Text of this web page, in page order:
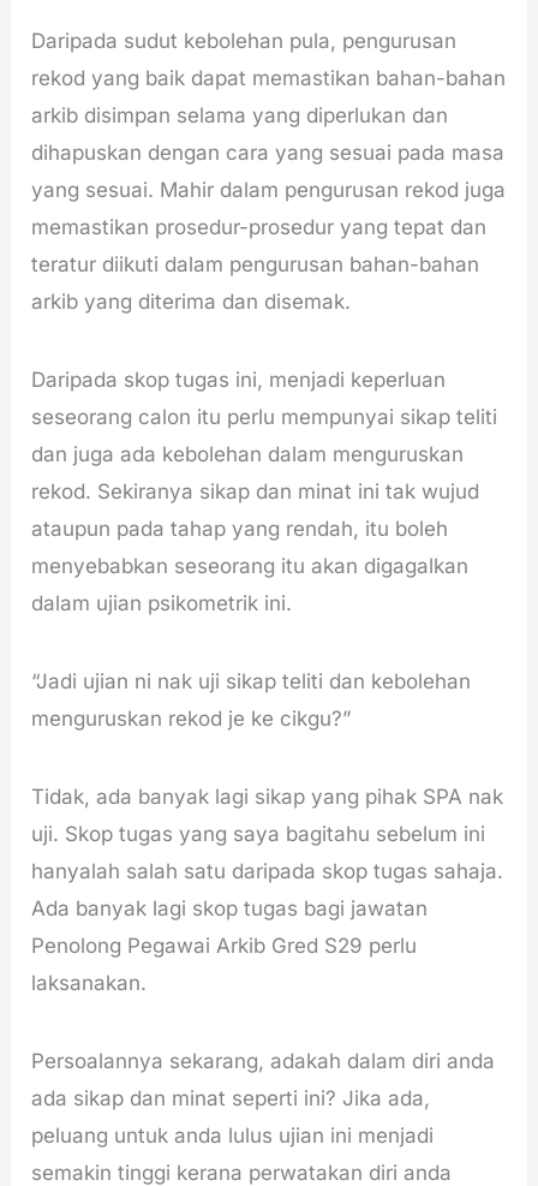
Daripada sudut kebolehan pula, pengurusan
rekod yang baik dapat memastikan bahan-bahan
arkib disimpan selama yang diperlukan dan
dihapuskan dengan cara yang sesuai pada masa
yang sesuai. Mahir dalam pengurusan rekod juga
memastikan prosedur-prosedur yang tepat dan
teratur diikuti dalam pengurusan bahan-bahan
arkib yang diterima dan disemak.
Daripada skop tugas ini, menjadi keperluan
seseorang calon itu perlu mempunyai sikap teliti
dan juga ada kebolehan dalam menguruskan
rekod. Sekiranya sikap dan minat ini tak wujud
ataupun pada tahap yang rendah, itu boleh
menyebabkan seseorang itu akan digagalkan
dalam ujian psikometrik ini.
“Jadi ujian ni nak uji sikap teliti dan kebolehan
menguruskan rekod je ke cikgu?”
Tidak, ada banyak lagi sikap yang pihak SPA nak
uji. Skop tugas yang saya bagitahu sebelum ini
hanyalah salah satu daripada skop tugas sahaja.
Ada banyak lagi skop tugas bagi jawatan
Penolong Pegawai Arkib Gred S29 perlu
laksanakan.
Persoalannya sekarang, adakah dalam diri anda
ada sikap dan minat seperti ini? Jika ada,
peluang untuk anda lulus ujian ini menjadi
semakin tinggi kerana perwatakan diri anda